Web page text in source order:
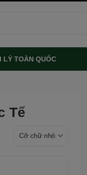
LÝ TOÀN QUỐC
Tế